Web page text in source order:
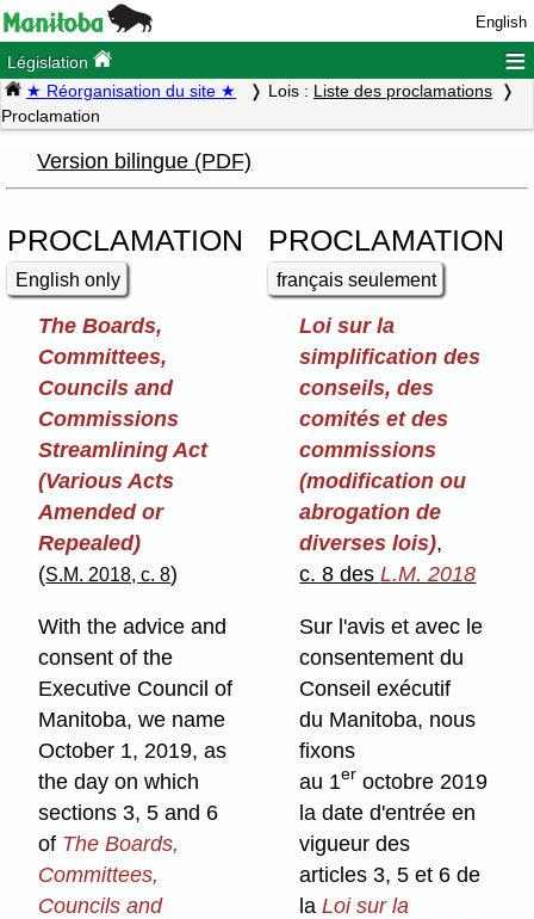
English
Législation ≡
★ Réorganisation du site ★ Lois : Liste des proclamations
Proclamation
Version bilingue (PDF)
PROCLAMATION
English only
PROCLAMATION
français seulement
The Boards,
Committees,
Councils and
Commissions
Streamlining Act
(Various Acts
Amended or
Repealed)
(S.M. 2018, c. 8)
Loi sur la
simplification des
conseils, des
comités et des
commissions
(modification ou
abrogation de
diverses lois),
c. 8 desL.M. 2018
With the advice and
consent of the
Executive Council of
Manitoba, we name
October 1, 2019, as
the day on which
sections 3, 5 and 6
of The Boards,
Committees,
Councils and
Sur l'avis et avec le
consentement du
Conseil exécutif
du Manitoba, nous
fixons
au 1er octobre 2019
la date d'entrée en
vigueur des
articles 3, 5 et 6 de
laLoi sur la